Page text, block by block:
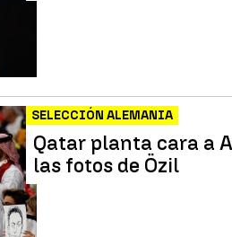
SELECCIÓN ALEMANIA
Qatar planta cara a
las fotos de Özil